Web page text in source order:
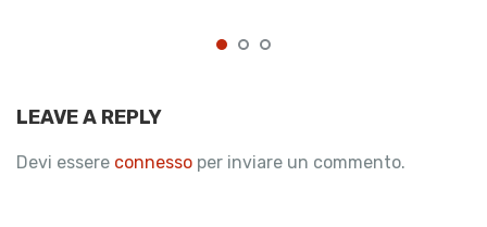
LEAVE A REPLY
Devi essere connesso per inviare un commento.